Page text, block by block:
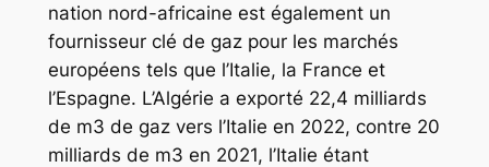
nation nord-africaine est également un
fournisseur clé de gaz pour les marchés
européens tels que l’Italie, la France et
l’Espagne. L’Algérie a exporté 22,4 milliards
de m3 de gaz vers l’Italie en 2022, contre 20
milliards de m3 en 2021, l’Italie étant